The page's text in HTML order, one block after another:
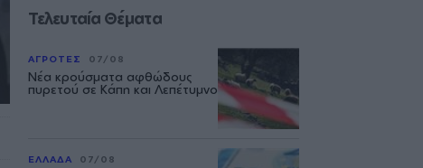
Τελευταία Θέματα
ΑΓΡΟΤΕΣ 07/08
Νέα κρούσματα αφθώδους
πυρετού σε Κάπη και Λεπέτυμνο
ΕΛΛΑΔΑ 07/08